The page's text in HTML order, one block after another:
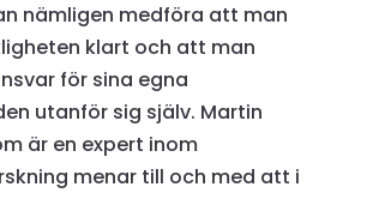
nämligen medföra att man
klart och att man
för sina egna
utanför sig själv. Martin
är en expert inom
menar till och med att i